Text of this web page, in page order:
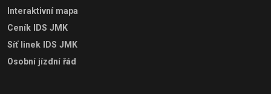
Interaktivní mapa
Ceník IDS JMK
Síť linek IDS JMK
Osobní jízdní řád